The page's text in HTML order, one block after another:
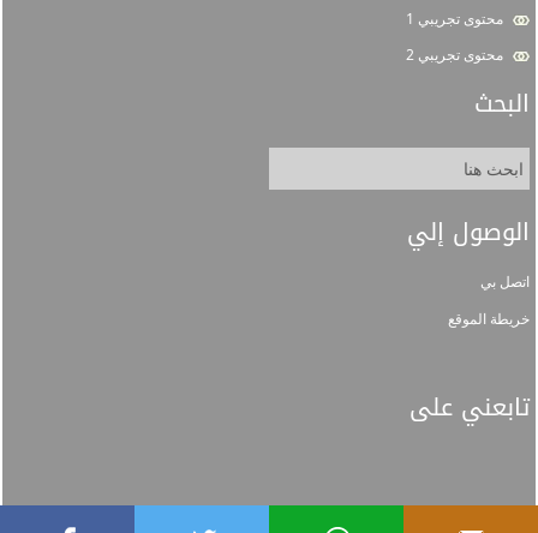
محتوى تجريبي 1
محتوى تجريبي 2
البحث
الوصول إلي
اتصل بي
خريطة الموقع
تابعني على